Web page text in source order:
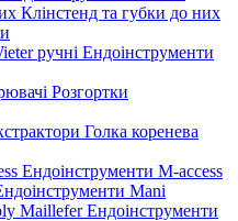
Клінстенд та губки до них
Ендоінструменти
Розгортки
Голка коренева
Ендоінструменти M-access
Mani
Ендоінструменти